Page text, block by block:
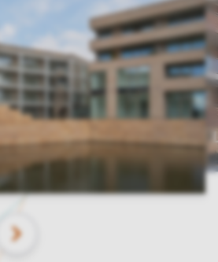
VOLGENDE